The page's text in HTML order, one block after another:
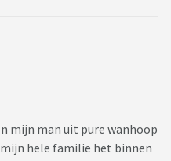
deze post maar ik voel
Ben al 6 kg kwijt. En slaap
wel van netwerk, dat
de knoop zitten". Ook
mijn man uit pure wanhoop
hele familie het binnen